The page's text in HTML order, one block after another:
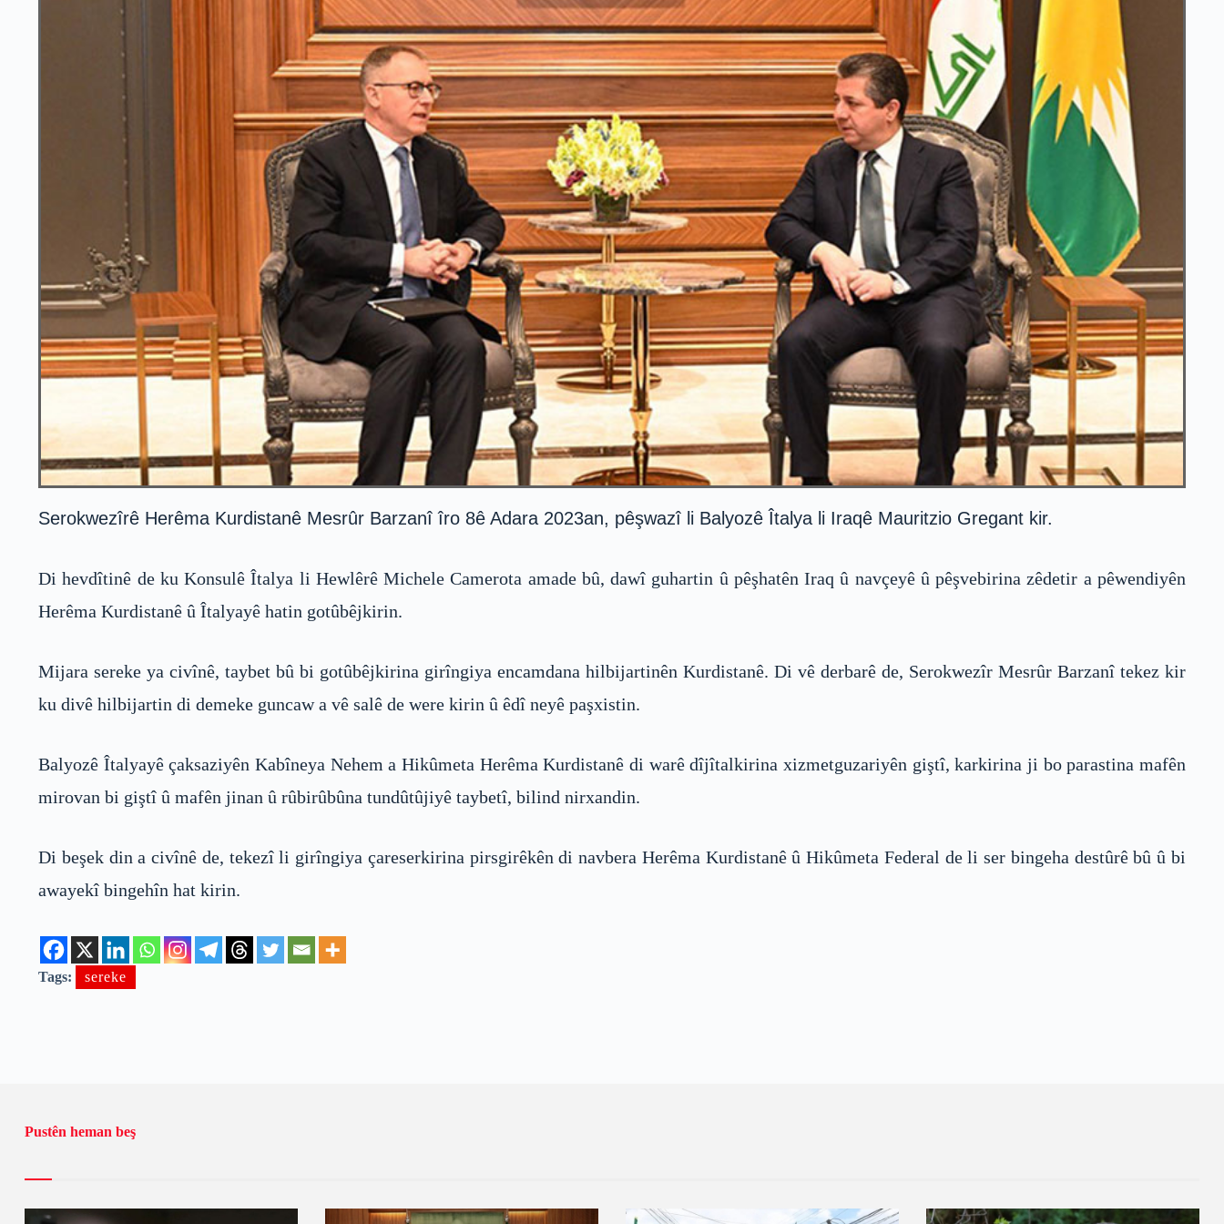
Serokwezîrê Herêma Kurdistanê Mesrûr Barzanî îro 8ê Adara 2023an, pêşwazî li Balyozê Îtalya li Iraqê Mauritzio Gregant kir.
Di hevdîtinê de ku Konsulê Îtalya li Hewlêrê Michele Camerota amade bû, dawî guhartin û pêşhatên Iraq û navçeyê û pêşvebirina zêdetir a pêwendiyên
Herêma Kurdistanê û Îtalyayê hatin gotûbêjkirin.
Mijara sereke ya civînê, taybet bû bi gotûbêjkirina girîngiya encamdana hilbijartinên Kurdistanê. Di vê derbarê de, Serokwezîr Mesrûr Barzanî tekez kir
ku divê hilbijartin di demeke guncaw a vê salê de were kirin û êdî neyê paşxistin.
Balyozê Îtalyayê çaksaziyên Kabîneya Nehem a Hikûmeta Herêma Kurdistanê di warê dîjîtalkirina xizmetguzariyên giştî, karkirina ji bo parastina mafên
mirovan bi giştî û mafên jinan û rûbirûbûna tundûtûjiyê taybetî, bilind nirxandin.
Di beşek din a civînê de, tekezî li girîngiya çareserkirina pirsgirêkên di navbera Herêma Kurdistanê û Hikûmeta Federal de li ser bingeha destûrê bû û bi
awayekî bingehîn hat kirin.
Tags: sereke
Pustên heman beş